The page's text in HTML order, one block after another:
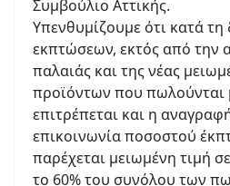
Συμβούλιο Αττικής.
Υπενθυμίζουμε ότι κατά τη
εκπτώσεων, εκτός από την
παλαιάς και της νέας
προϊόντων που πωλούνται
επιτρέπεται και η
επικοινωνία ποσοστού
παρέχεται μειωμένη τιμή
το 60% του συνόλου των